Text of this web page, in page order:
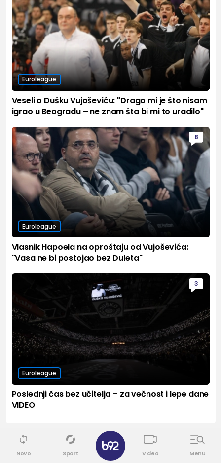
Euroleague
Veseli o Dušku Vujoševiću: "Drago mi je što nisam
igrao u Beogradu – ne znam šta bi mi to uradilo"
8
Euroleague
Vlasnik Hapoela na oproštaju od Vujoševića:
"Vasa ne bi postojao bez Duleta"
3
Euroleague
Poslednji čas bez učitelja – za večnost i lepe dane
VIDEO
Sport Vidi sve
Novo Sport Video Menu
✕